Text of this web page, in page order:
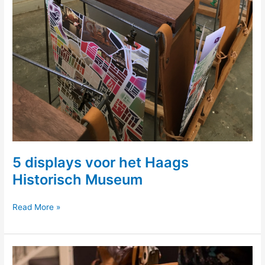
5 displays voor het Haags
Historisch Museum
5
voor
Read More »